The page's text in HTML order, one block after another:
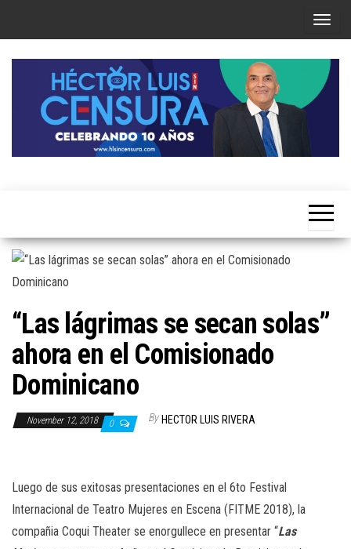
T
g
n
i
g
i
“Las lágrimas se secan solas”
ahora en el Comisionado
Dominicano
November 12, 2018 0 By HECTOR LUIS RIVERA
Luego de sus exitosas presentaciones en el 6to Festival
Internacional de Teatro Mujeres en Escena (FITME 2018), la
compañia Coqui Theater se enorgullece en presentar “Las